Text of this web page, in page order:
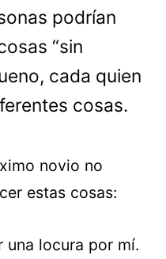
podrían
“sin
cada quien
cosas.
novio no
estas cosas:
una locura por mí.